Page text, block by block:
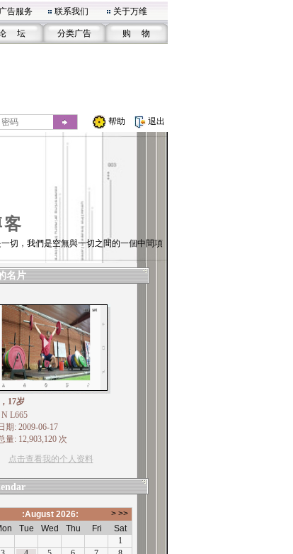
广告服务 联系我们 关于万维
坛 分类广告 购 物
帮助 退出
切，我們是空無與一切之間的一個中間項
名片
17岁
L665
期: 2009-06-17
量: 12,903,120 次
点击查看我的个人资料